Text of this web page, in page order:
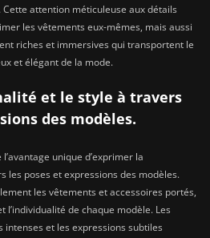
attention méticuleuse aux détails
les vêtements eux-mêmes, mais aussi
riches et immersives qui transportent le
et élégant de la mode.
et le style à travers
des modèles.
unique d’exprimer la
les poses et expressions des modèles.
les vêtements et accessoires portés,
l’individualité de chaque modèle. Les
intenses et les expressions subtiles